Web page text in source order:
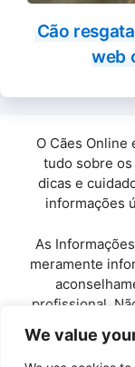
We value
Cão
web
O Cães Online
tudo sobre
dicas e
informações
As
meramente
profissional.